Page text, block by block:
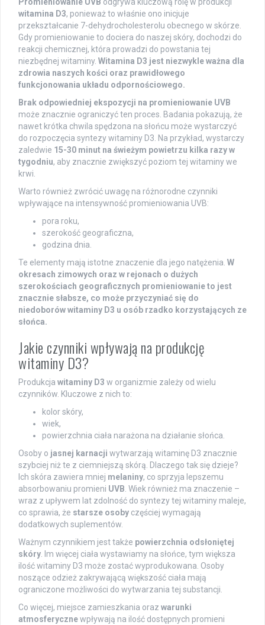
witamina D3, ponieważ to właśnie ono inicjuje
przekształcanie 7-dehydrocholesterolu obecnego w skórze.
Gdy promieniowanie to dociera do naszej skóry, dochodzi do
reakcji chemicznej, która prowadzi do powstania tej
niezbędnej witaminy. Witamina D3 jest niezwykle ważna dla
zdrowia naszych kości oraz prawidłowego
funkcjonowania układu odpornościowego.
Brak odpowiedniej ekspozycji na promieniowanie UVB
może znacznie ograniczyć ten proces. Badania pokazują, że
nawet krótka chwila spędzona na słońcu może wystarczyć
do rozpoczęcia syntezy witaminy D3. Na przykład, wystarczy
zaledwie 15-30 minut na świeżym powietrzu kilka razy w
tygodniu, aby znacznie zwiększyć poziom tej witaminy we
krwi.
Warto również zwrócić uwagę na różnorodne czynniki
wpływające na intensywność promieniowania UVB:
pora roku,
szerokość geograficzna,
godzina dnia.
Te elementy mają istotne znaczenie dla jego natężenia. W
okresach zimowych oraz w rejonach o dużych
szerokościach geograficznych promieniowanie to jest
znacznie słabsze, co może przyczyniać się do
niedoborów witaminy D3 u osób rzadko korzystających ze
słońca.
Jakie czynniki wpływają na produkcję
witaminy D3?
Produkcja witaminy D3 w organizmie zależy od wielu
czynników. Kluczowe z nich to:
kolor skóry,
wiek,
powierzchnia ciała narażona na działanie słońca.
Osoby o jasnej karnacji wytwarzają witaminę D3 znacznie
szybciej niż te z ciemniejszą skórą. Dlaczego tak się dzieje?
Ich skóra zawiera mniej melaniny, co sprzyja lepszemu
absorbowaniu promieni UVB . Wiek również ma znaczenie –
wraz z upływem lat zdolność do syntezy tej witaminy maleje,
co sprawia, że starsze osoby częściej wymagają
dodatkowych suplementów.
Ważnym czynnikiem jest także powierzchnia odsłoniętej
skóry . Im więcej ciała wystawiamy na słońce, tym większa
ilość witaminy D3 może zostać wyprodukowana. Osoby
noszące odzież zakrywającą większość ciała mają
ograniczone możliwości do wytwarzania tej substancji.
Co więcej, miejsce zamieszkania oraz warunki
atmosferycznewpływają na ilość dostępnych promieni